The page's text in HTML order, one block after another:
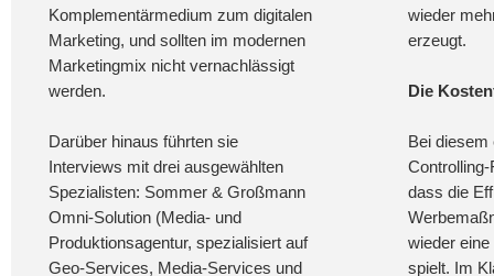
Komplementärmedium zum digitalen
Marketing, und sollten im modernen
Marketingmix nicht vernachlässigt
werden.
Darüber hinaus führten sie
Interviews mit drei ausgewählten
Spezialisten: Sommer & Großmann
Omni-Solution (Media- und
Produktionsagentur, spezialisiert auf
Geo-Services, Media-Services und
wieder
erzeugt.
Die
Bei diesem
dass die
wieder
spielt. Im